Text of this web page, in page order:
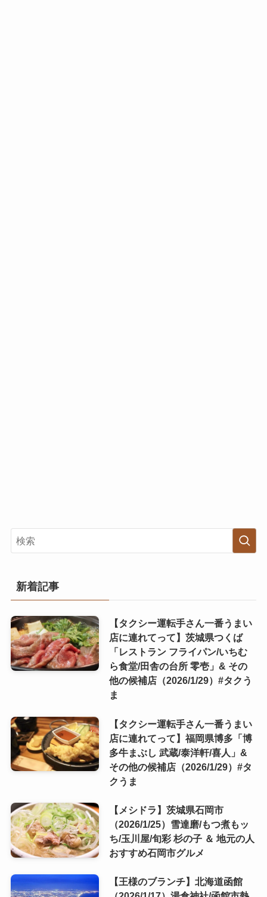
新着記事
【タクシー運転手さん一番うまい
店に連れてって】茨城県つくば
「レストラン フライパン/いちむ
ら食堂/田舎の台所 零壱」& その
他の候補店（2026/1/29）#タクう
ま
【タクシー運転手さん一番うまい
店に連れてって】福岡県博多「博
多牛まぶし 武蔵/泰洋軒/喜人」&
その他の候補店（2026/1/29）#タ
クうま
【メシドラ】茨城県石岡市
（2026/1/25）雪達磨/もつ煮もッ
ち/玉川屋/旬彩 杉の子 ＆ 地元の人
おすすめ石岡市グルメ
【王様のブランチ】北海道函館